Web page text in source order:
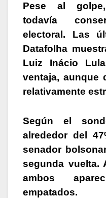
Pese al
todavía
electoral. Las
Datafolha
Luiz Inácio
ventaja, aunque
relativamente
Según el
alrededor del
senador
segunda vuelta.
ambos
empatados.